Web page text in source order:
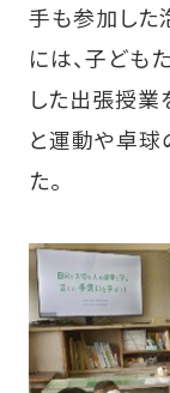
手も参加した
には、子ども
した出張授業
と運動や卓球
た。